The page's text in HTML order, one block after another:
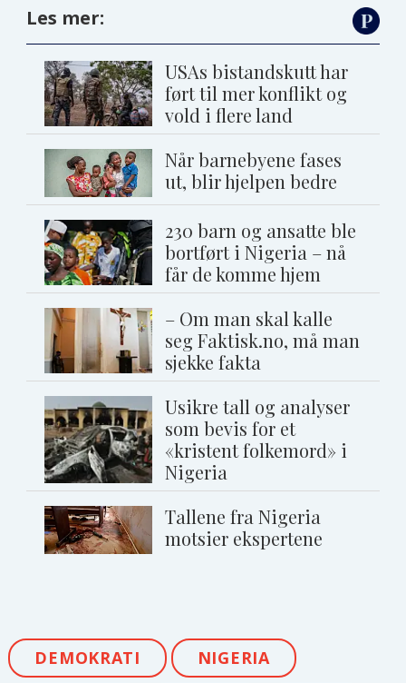
Les mer:
USAs bistandskutt har
ført til mer konflikt og
vold i flere land
Når barnebyene fases
ut, blir hjelpen bedre
230 barn og ansatte ble
bortført i Nigeria – nå
får de komme hjem
– Om man skal kalle
seg Faktisk.no, må man
sjekke fakta
Usikre tall og analyser
som bevis for et
«kristent folkemord» i
Nigeria
Tallene fra Nigeria
motsier ekspertene
DEMOKRATI NIGERIA